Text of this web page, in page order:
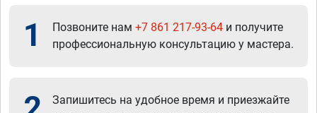
1 Позвоните нам +7 861 217-93-64 и получите
профессиональную консультацию у мастера.
Запишитесь на удобное время и приезжайте